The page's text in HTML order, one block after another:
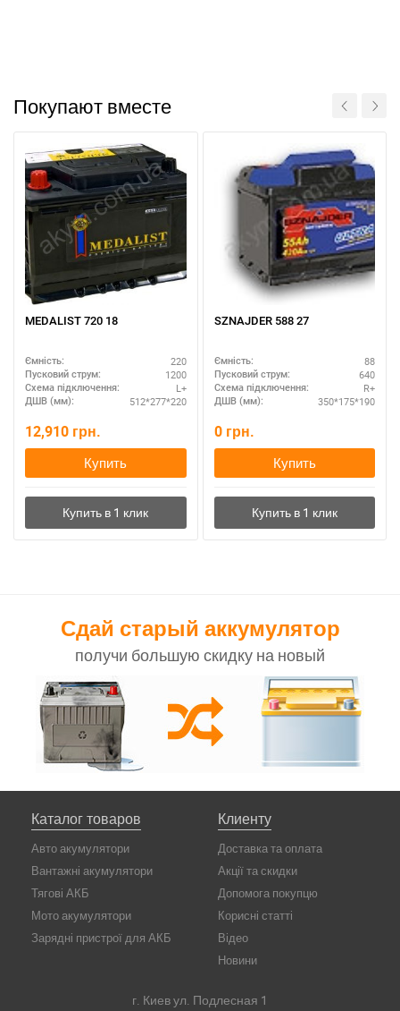
Покупают вместе
MEDALIST 720 18
Ємність: 220
Пусковий струм: 1200
Схема підключення: L+
ДШВ (мм): 512*277*220
12,910 грн.
Купить
SZNAJDER 588 27
Ємність: 88
Пусковий струм: 640
Схема підключення: R+
ДШВ (мм): 350*175*190
0 грн.
Купить
Сдай старый аккумулятор
получи большую скидку на новый
Каталог товаров
Авто акумулятори
Вантажні акумулятори
Тягові АКБ
Мото акумулятори
Зарядні пристрої для АКБ
Клиенту
Доставка та оплата
Акції та скидки
Допомога покупцю
Корисні статті
Відео
Новини
г. Киев ул. Подлесная 1